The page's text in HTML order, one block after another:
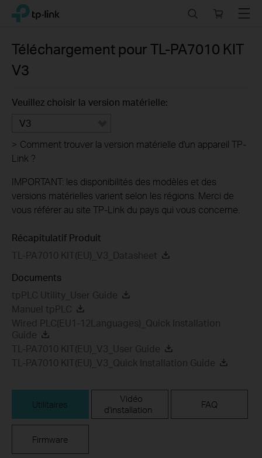
Click
the
navigation
TP-Link, Reliably Smart
store
Menu
Téléchargement pourTL-PA7010 KIT
V3
Veuillez choisir la version matérielle:
V3
> Comment trouver la version matérielle d'un appareil TP-
Link ?
IMPORTANT: les disponibilités des modèles et des
versions matérielles varient selon les régions. Merci de
vous référer au site TP-Link du pays qui vous concerne.
Récapitulatif Produit
TL-PA7010 KIT(EU)_V3_Datasheet
Documents
tpPLC Utility_User Guide
Manuel tpPLC
Wired PLC(EU1-12Languages)_Quick Installation
Guide
TL-PA7010 KIT(EU)_V3_User Guide
TL-PA7010 KIT(EU)_V3_Quick Installation Guide
Utilitaires
Vidéo
d'installation
FAQ
Firmware